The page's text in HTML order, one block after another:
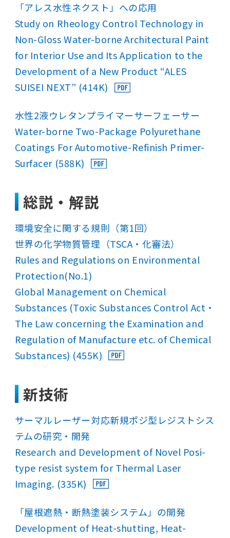
「アレス水性ネクスト」への応用
Study on Rheology Control Technology in
Non-Gloss Water-borne Architectural Paint
for Interior Use and Its Application to the
Development of a New Product “ALES
SUISEI NEXT” (414K)
水性2液ウレタンプライマーサーフェーサー
Water-borne Two-Package Polyurethane
Coatings For Automotive-Refinish Primer-
Surfacer (588K)
総説・解説
環境安全に関する規則（第1回）
世界の化学物質管理（TSCA・化審法）
Rules and Regulations on Environmental
Protection(No.1)
Global Management on Chemical
Substances (Toxic Substances Control Act・
The Law concerning the Examination and
Regulation of Manufacture etc. of Chemical
Substances) (455K)
新技術
サーマルレーザー対応新規ポジ型レジストシス
テムの研究・開発
Research and Development of Novel Posi-
type resist system for Thermal Laser
Imaging. (335K)
「屋根遮熱・断熱塗装システム」の開発
Development of Heat-shutting, Heat-